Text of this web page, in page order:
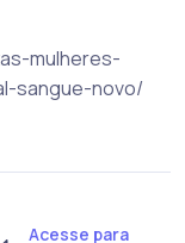
mulheres-
sangue-novo/
Acesse para